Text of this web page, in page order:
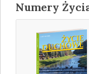
Numery